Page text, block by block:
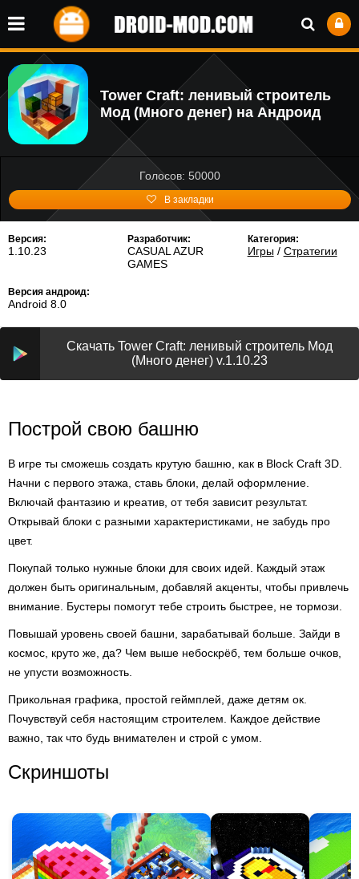
Tower Craft: ленивый строитель
Мод (Много денег) на Андроид
Голосов: 50000
В закладки
Версия:
1.10.23
Разработчик:
CASUAL AZUR
GAMES
Категория:
Игры/ Стратегии
Версия андроид:
Android 8.0
Скачать Tower Craft: ленивый строитель Мод
(Много денег) v.1.10.23
Построй свою башню
В игре ты сможешь создать крутую башню, как в Block Craft 3D.
Начни с первого этажа, ставь блоки, делай оформление.
Включай фантазию и креатив, от тебя зависит результат.
Открывай блоки с разными характеристиками, не забудь про
цвет.
Покупай только нужные блоки для своих идей. Каждый этаж
должен быть оригинальным, добавляй акценты, чтобы привлечь
внимание. Бустеры помогут тебе строить быстрее, не тормози.
Повышай уровень своей башни, зарабатывай больше. Зайди в
космос, круто же, да? Чем выше небоскрёб, тем больше очков,
не упусти возможность.
Прикольная графика, простой геймплей, даже детям ок.
Почувствуй себя настоящим строителем. Каждое действие
важно, так что будь внимателен и строй с умом.
Скриншоты